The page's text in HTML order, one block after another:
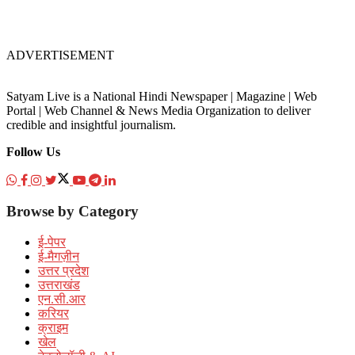
ADVERTISEMENT
Satyam Live is a National Hindi Newspaper | Magazine | Web
Portal | Web Channel & News Media Organization to deliver
credible and insightful journalism.
Follow Us
Browse by Category
ई-पेपर
ई-मैगज़ीन
उत्तर प्रदेश
उत्तराखंड
एन.सी.आर
करियर
क्राइम
खेल